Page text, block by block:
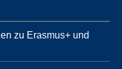
zu Erasmus+ und